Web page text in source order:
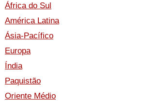
África do Sul
América Latina
Ásia-Pacífico
Europa
Índia
Paquistão
Oriente Médio